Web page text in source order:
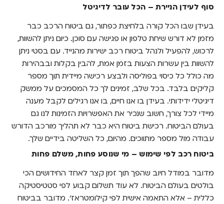
ביטוח רכב לפי שימוש – מי שנוסע פחות, משלם
נתוני נהיגה בזמן אמת – מודל תמחור חסר תקדים
לביטוח הרכב שלך
לקראת עולם ביטוח הוגן יותר
אז מה חשוב לבדוק בפוליסת ביטוח רכב בשנת
2025?
לתפור חליפה ביטוחית לפי מידותיך
בוחרים חכם יותר עם בסטי
סוף לעידן הניירת – הכל עובר לדיגיטל
בעידן שבו הכל קורה בלחיצת כפתור, גם ביטוח הרכב כבר
מזמן לא דורש שיחת טלפון או פגישה עם סוכן. כיום ניתן להשוות,
לרכוש, להפעיל ולנהל ביטוח רכב ישירות מהנייד. עם בסטי ניתן
להשוות בין עשרות הצעות בזמן אמת, להבין בקלות ובבהירות
מה כולל כל כיסוי בפוליסה ולבצע רכישה מיידית תוך מספר
קליקים בלבד. בכל שלב, זמינים לך כל המסמכים על ממשק
דיגיטלי ידידותי. בעידן בו אנו חיים, בו אנו רגילים לקבל מענה
מיידי לכל צורך, חשוב שנכיר את האפשרויות הזמינות לנו גם
בעולם הביטוח. רכישת ביטוח היא כבר לא תהליך מורכב הדורש
עבודה מול מספר מתווכים. מהיום, כל השליטה בידיים שלך.
ביטוח רכב לפי שימוש – מי שנוסע פחות, משלם פחות
מדובר במודל חיוב שהפך תוך זמן קצר לאחד החידושים הכי
בולטים בעולם הביטוח. לא עוד תשלום קבוע לפי סטטיסטיקה
כללית – אלא התאמה אישית לפי קילומטראז'. מדובר בביטוח